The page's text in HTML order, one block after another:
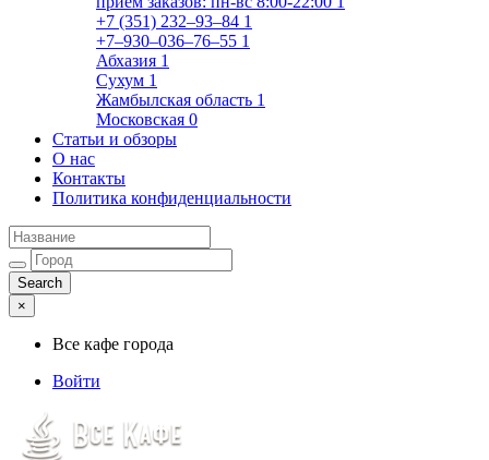
+7 (351) 232‒93‒84 1
+7‒930‒036‒76‒55 1
Абхазия 1
Сухум 1
Жамбылская область 1
Московская 0
Статьи и обзоры
О нас
Контакты
Политика конфиденциальности
×
Все кафе города
Войти